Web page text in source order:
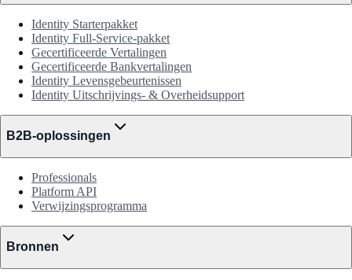
Identity Starterpakket
Identity Full-Service-pakket
Gecertificeerde Vertalingen
Gecertificeerde Bankvertalingen
Identity Levensgebeurtenissen
Identity Uitschrijvings- & Overheidsupport
B2B-oplossingen
Professionals
Platform API
Verwijzingsprogramma
Bronnen